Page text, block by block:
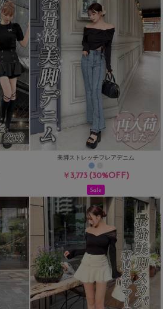
美脚ストレッチフレアデニム
￥3,773(30%OFF)
Sale